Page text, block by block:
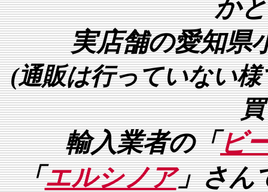
か
実店舗の愛知県
(通販は行っていない
輸入業者の「ビ
「エルシノア」さん